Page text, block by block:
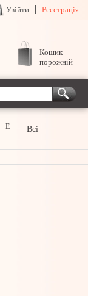
Увійти Реєстрація
Кошик
порожній
E Всі